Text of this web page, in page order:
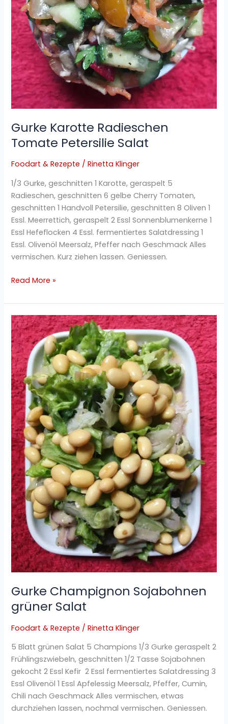
Gurke Karotte Radieschen
Tomate Petersilie Salat
Foodart & Rezepte /Rinetta Klinger
1/3 Gurke, geschnitten 1 Karotte, geraspelt 5
Radieschen, geschnitten 6 gelbe Cherry Tomaten,
geschnitten 1 Handvoll Petersilie, geschnitten 8 Oliven 1
Essl. Meerrettich, geraspelt 2 Essl Sonnenblumenkerne 1
Essl Hefeflocken 4 Essl. fermentiertes Salatdressing 1
Essl. Olivenöl Meersalz, Pfeffer nach Geschmack Alles
vermischen. Kurz ziehen lassen. Geniessen.
Read More »
Gurke Champignon Sojabohnen
grüner Salat
Foodart & Rezepte /Rinetta Klinger
5 Blatt grünen Salat 5 Champions 1/3 Gurke geraspelt 2
Frühlingszwiebeln, geschnitten 1/2 Tasse Sojabohnen
gekocht 2 Essl Kefir 2 Essl fermentiertes Salatdressing 3
Essl Olivenöl 1 Essl Apfelessig Meersalz, Pfeffer, Cumin,
Chili nach Geschmack Alles vermischen, etwas
durchziehen lassen, nochmal vermischen. Geniessen.
Gurke
Champignon
Sojabohnen
grüner
Salat